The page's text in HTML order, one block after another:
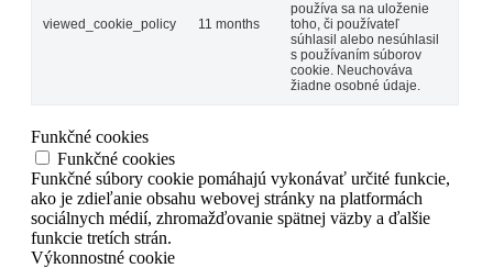
viewed_cookie_policy 11 months
používa sa na uloženie
toho, či používateľ
súhlasil alebo nesúhlasil
s používaním súborov
cookie. Neuchováva
žiadne osobné údaje.
Funkčné cookies
Funkčné cookies
Funkčné súbory cookie pomáhajú vykonávať určité funkcie,
ako je zdieľanie obsahu webovej stránky na platformách
sociálnych médií, zhromažďovanie spätnej väzby a ďalšie
funkcie tretích strán.
Výkonnostné cookie